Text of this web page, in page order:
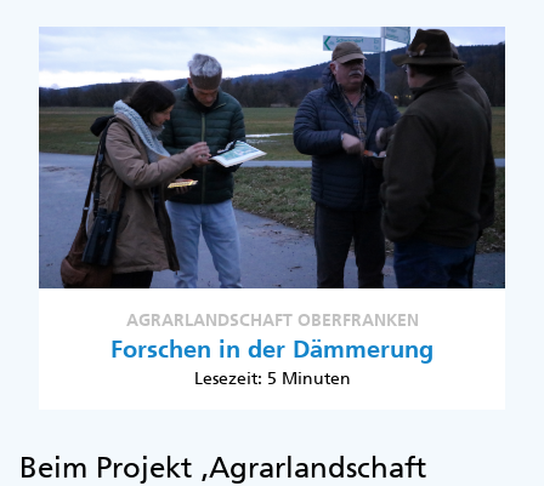
AGRARLANDSCHAFT OBERFRANKEN
Forschen in der Dämmerung
Lesezeit: 5 Minuten
Beim Projekt ‚Agrarlandschaft